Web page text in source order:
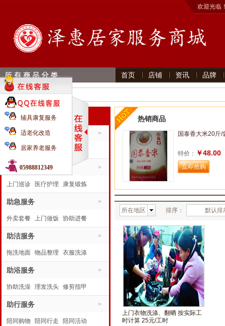
欢迎光临
首页 店铺 资讯 品牌
首页 》商品搜索
全部分类
生活服务 >
家居日用 食品饮料 粮油调味
康复运动 手机电器
助医服务 >
上门巡诊 医疗护理 康复锻炼
陪同就医
助急服务 >
外卖套餐 上门做饭 协助进餐
水电维修
助洁服务 >
拖洗地面 物品整理 衣服洗涤
助浴服务 >
协助洗澡 理发洗头 修剪指甲
助行服务 >
陪同购物 陪同行走 陪同活动
热销商品
国泰香大米20斤/
特价： ￥48.00
所在地区 排序： 默认排
上门衣物洗涤、翻晒 按实际工
时计算 25元/工时
辅具康复服务
适老化改造
居家养老服务
05988812349